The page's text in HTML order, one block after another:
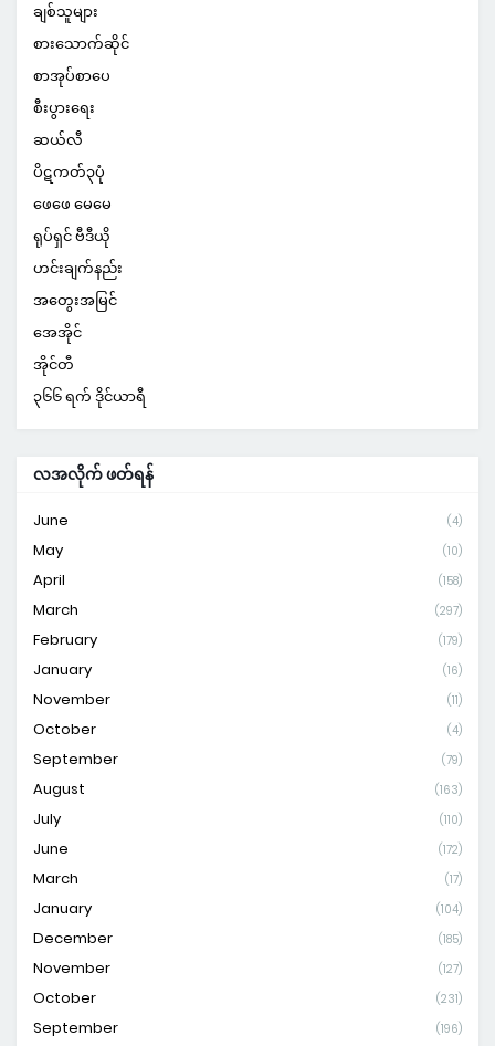
ချစ်သူများ
စားသောက်ဆိုင်
စာအုပ်စာပေ
စီးပွားရေး
ဆယ်လီ
ပိဋကတ်၃ပုံ
ဖေဖေ မေမေ
ရုပ်ရှင် ဗီဒီယို
ဟင်းချက်နည်း
အတွေးအမြင်
အေအိုင်
အိုင်တီ
၃၆၆ ရက် ဒိုင်ယာရီ
လအလိုက် ဖတ်ရန်
June (4)
May (10)
April (158)
March (297)
February (179)
January (16)
November (11)
October (4)
September (79)
August (163)
July (110)
June (172)
March (17)
January (104)
December (185)
November (127)
October (231)
September (196)